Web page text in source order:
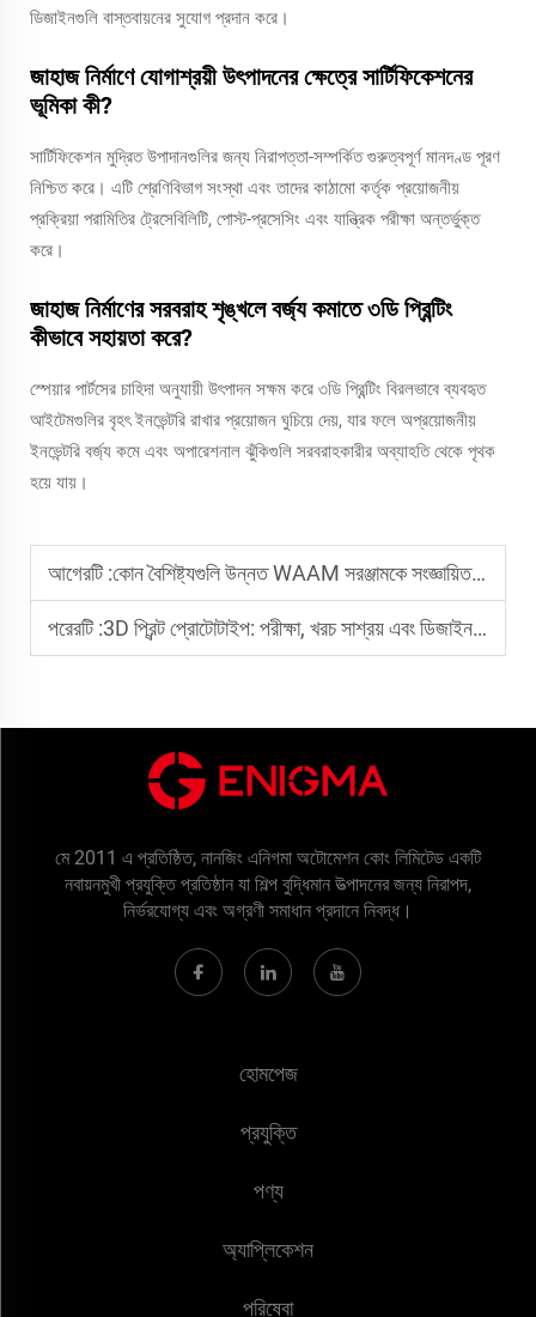
ডিজাইনগুলি বাস্তবায়নের সুযোগ প্রদান করে।
জাহাজ নির্মাণে যোগাশ্রয়ী উৎপাদনের ক্ষেত্রে সার্টিফিকেশনের
ভূমিকা কী?
সার্টিফিকেশন মুদ্রিত উপাদানগুলির জন্য নিরাপত্তা-সম্পর্কিত গুরুত্বপূর্ণ মানদণ্ড পূরণ
নিশ্চিত করে। এটি শ্রেণিবিভাগ সংস্থা এবং তাদের কাঠামো কর্তৃক প্রয়োজনীয়
প্রক্রিয়া পরামিতির ট্রেসেবিলিটি, পোস্ট-প্রসেসিং এবং যান্ত্রিক পরীক্ষা অন্তর্ভুক্ত
করে।
জাহাজ নির্মাণের সরবরাহ শৃঙ্খলে বর্জ্য কমাতে ৩ডি প্রিন্টিং
কীভাবে সহায়তা করে?
স্পেয়ার পার্টসের চাহিদা অনুযায়ী উৎপাদন সক্ষম করে ৩ডি প্রিন্টিং বিরলভাবে ব্যবহৃত
আইটেমগুলির বৃহৎ ইনভেন্টরি রাখার প্রয়োজন ঘুচিয়ে দেয়, যার ফলে অপ্রয়োজনীয়
ইনভেন্টরি বর্জ্য কমে এবং অপারেশনাল ঝুঁকিগুলি সরবরাহকারীর অব্যাহতি থেকে পৃথক
হয়ে যায়।
আগেরটি :কোন বৈশিষ্ট্যগুলি উন্নত WAAM সরঞ্জামকে সংজ্ঞায়িত করে?
পরেরটি :3D প্রিন্ট প্রোটোটাইপ: পরীক্ষা, খরচ সাশ্রয় এবং ডিজাইন উন্নয়নের ক্ষেত্রে সুবিধা
মে 2011 এ প্রতিষ্ঠিত, নানজিং এনিগমা অটোমেশন কোং লিমিটেড একটি
নবায়নমুখী প্রযুক্তি প্রতিষ্ঠান যা শিল্প বুদ্ধিমান উত্পাদনের জন্য নিরাপদ,
নির্ভরযোগ্য এবং অগ্রণী সমাধান প্রদানে নিবদ্ধ।
হোমপেজ
প্রযুক্তি
পণ্য
অ্যাপ্লিকেশন
পরিষেবা